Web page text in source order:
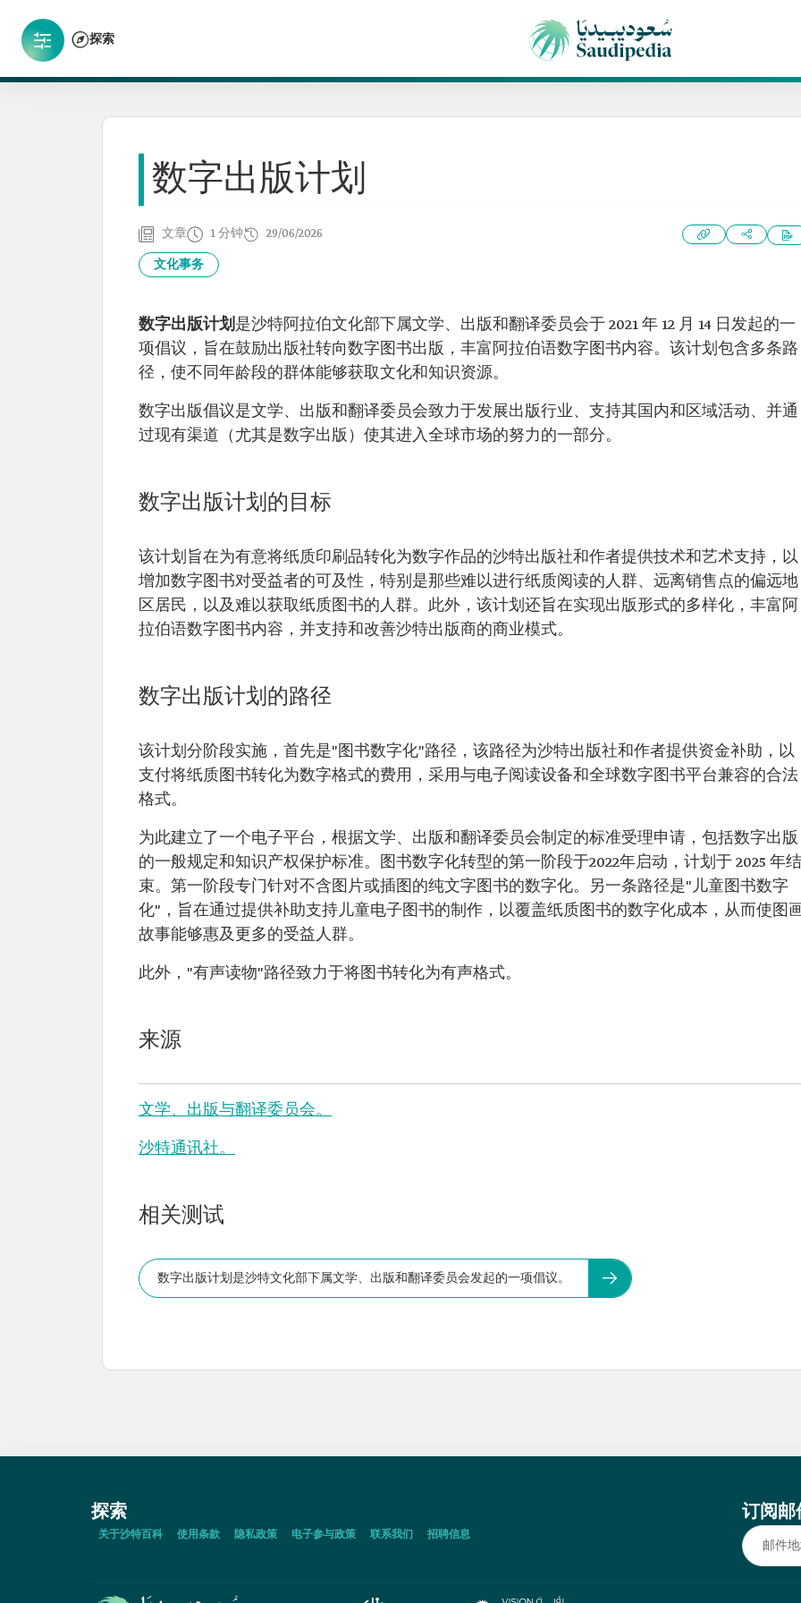
探索
数字出版计划
文章 1 分钟 29/06/2026
文化事务
数字出版计划是沙特阿拉伯文化部下属文学、出版和翻译委员会于 2021 年 12 月 14 日发起的一
项倡议，旨在鼓励出版社转向数字图书出版，丰富阿拉伯语数字图书内容。该计划包含多条路
径，使不同年龄段的群体能够获取文化和知识资源。
数字出版倡议是文学、出版和翻译委员会致力于发展出版行业、支持其国内和区域活动、并通
过现有渠道（尤其是数字出版）使其进入全球市场的努力的一部分。
数字出版计划的目标
该计划旨在为有意将纸质印刷品转化为数字作品的沙特出版社和作者提供技术和艺术支持，以
增加数字图书对受益者的可及性，特别是那些难以进行纸质阅读的人群、远离销售点的偏远地
区居民，以及难以获取纸质图书的人群。此外，该计划还旨在实现出版形式的多样化，丰富阿
拉伯语数字图书内容，并支持和改善沙特出版商的商业模式。
数字出版计划的路径
该计划分阶段实施，首先是"图书数字化"路径，该路径为沙特出版社和作者提供资金补助，以
支付将纸质图书转化为数字格式的费用，采用与电子阅读设备和全球数字图书平台兼容的合法
格式。
为此建立了一个电子平台，根据文学、出版和翻译委员会制定的标准受理申请，包括数字出版
的一般规定和知识产权保护标准。图书数字化转型的第一阶段于2022年启动，计划于 2025 年结
束。第一阶段专门针对不含图片或插图的纯文字图书的数字化。另一条路径是"儿童图书数字
化"，旨在通过提供补助支持儿童电子图书的制作，以覆盖纸质图书的数字化成本，从而使图
故事能够惠及更多的受益人群。
此外，"有声读物"路径致力于将图书转化为有声格式。
来源
文学、出版与翻译委员会。
沙特通讯社。
相关测试
数字出版计划是沙特文化部下属文学、出版和翻译委员会发起的一项倡议。
探索
关于沙特百科 使用条款 隐私政策 电子参与政策 联系我们 招聘信息
订阅邮